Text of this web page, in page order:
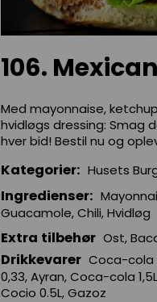
106.
Med mayonnaise,
hvidløgs dressing: Smag
hver bid! Bestil nu og
Kategorier: Husets
Ingredienser:
Guacamole, Chili, Hvidløg
Extra tilbehør Ost,
Drikkevarer Coca-cola
0,33, Ayran, Coca-cola
Cocio 0.5L, Gazoz